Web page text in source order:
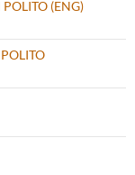
POLITO (ENG)